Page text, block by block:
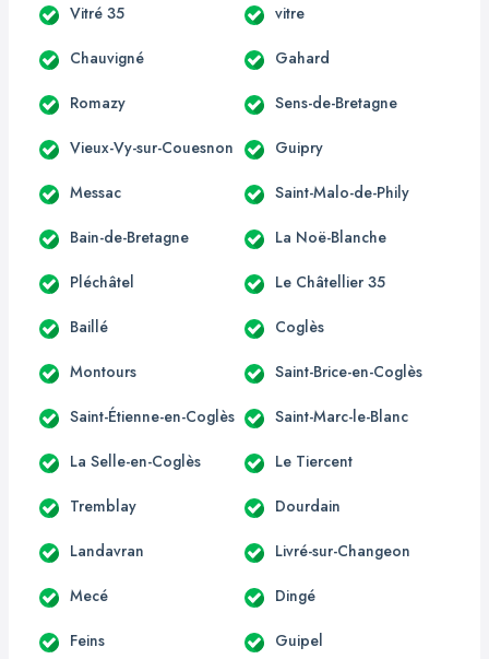
Vitré 35 vitre
Chauvigné Gahard
Romazy Sens-de-Bretagne
Vieux-Vy-sur-Couesnon Guipry
Messac Saint-Malo-de-Phily
Bain-de-Bretagne La Noë-Blanche
Pléchâtel Le Châtellier 35
Baillé Coglès
Montours Saint-Brice-en-Coglès
Saint-Étienne-en-Coglès Saint-Marc-le-Blanc
La Selle-en-Coglès Le Tiercent
Tremblay Dourdain
Landavran Livré-sur-Changeon
Mecé Dingé
Feins Guipel